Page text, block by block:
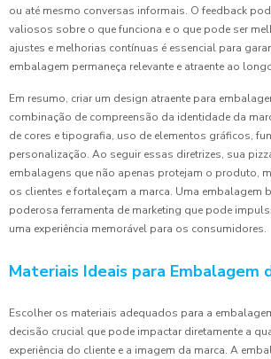
ou até mesmo conversas informais. O feedback
valiosos sobre o que funciona e o que pode ser
ajustes e melhorias contínuas é essencial para
embalagem permaneça relevante e atraente ao
Em resumo, criar um design atraente para
combinação de compreensão da identidade da
de cores e tipografia, uso de elementos gráficos,
personalização. Ao seguir essas diretrizes, sua
embalagens que não apenas protejam o produto,
os clientes e fortaleçam a marca. Uma embalagem
poderosa ferramenta de marketing que pode
uma experiência memorável para os consumidores.
Materiais Ideais para Embalagem
Escolher os materiais adequados para a
decisão crucial que pode impactar diretamente a
experiência do cliente e a imagem da marca. A